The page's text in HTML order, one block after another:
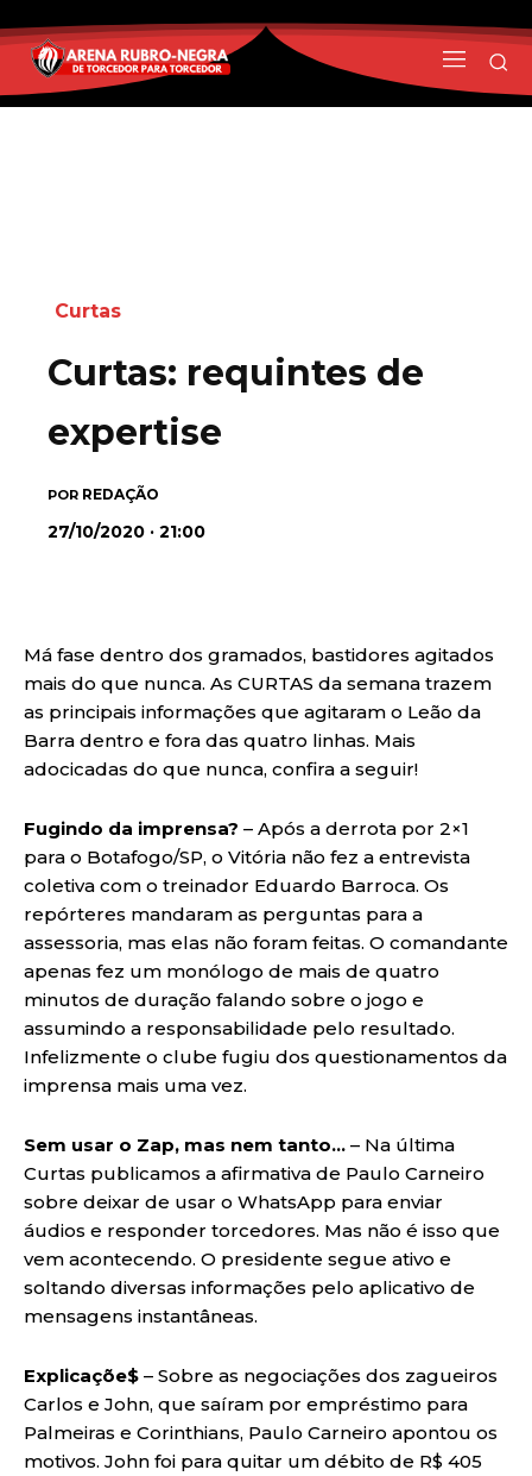
Curtas
Curtas: requintes de
expertise
POR REDAÇÃO
27/10/2020 · 21:00
Má fase dentro dos gramados, bastidores agitados
mais do que nunca. As CURTAS da semana trazem
as principais informações que agitaram o Leão da
Barra dentro e fora das quatro linhas. Mais
adocicadas do que nunca, confira a seguir!
Fugindo da imprensa? – Após a derrota por 2×1
para o Botafogo/SP, o Vitória não fez a entrevista
coletiva com o treinador Eduardo Barroca. Os
repórteres mandaram as perguntas para a
assessoria, mas elas não foram feitas. O comandante
apenas fez um monólogo de mais de quatro
minutos de duração falando sobre o jogo e
assumindo a responsabilidade pelo resultado.
Infelizmente o clube fugiu dos questionamentos da
imprensa mais uma vez.
Sem usar o Zap, mas nem tanto… – Na última
Curtas publicamos a afirmativa de Paulo Carneiro
sobre deixar de usar o WhatsApp para enviar
áudios e responder torcedores. Mas não é isso que
vem acontecendo. O presidente segue ativo e
soltando diversas informações pelo aplicativo de
mensagens instantâneas.
Explicaçõe$ – Sobre as negociações dos zagueiros
Carlos e John, que saíram por empréstimo para
Palmeiras e Corinthians, Paulo Carneiro apontou os
motivos. John foi para quitar um débito de R$ 405